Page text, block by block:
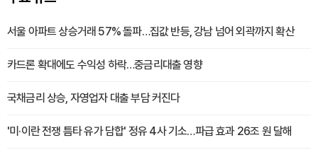
서울 아파트 상승거래 57% 돌파…집값 반등, 강남 넘어 외곽까지 확산
카드론 확대에도 수익성 하락…중금리대출 영향
국채금리 상승, 자영업자 대출 부담 커진다
'미·이란 전쟁 틈타 유가 담합' 정유 4사 기소…파급 효과 26조 원 달해